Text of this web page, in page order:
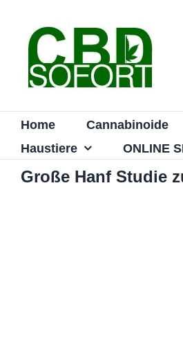
springen
Home Cannabinoide
Haustiere
ONLINE
Große Hanf Studie